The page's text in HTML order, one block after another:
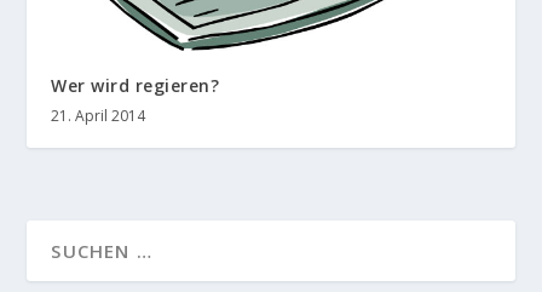
Wer wird regieren?
21. April 2014